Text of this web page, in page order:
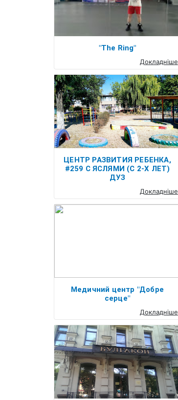
"The Ring"
Докладніше
ЦЕНТР РАЗВИТИЯ РЕБЕНКА,
#259 С ЯСЛЯМИ (С 2-Х ЛЕТ)
ДУЗ
Докладніше
Медичний центр "Добре
серце"
Докладніше